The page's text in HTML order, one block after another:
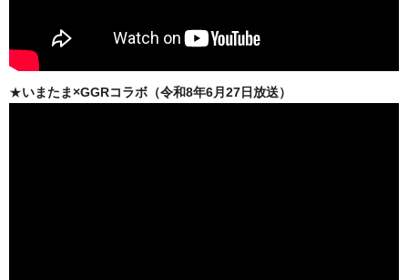
★いまたま×GGRコラボ（令和8年6月27日放送）